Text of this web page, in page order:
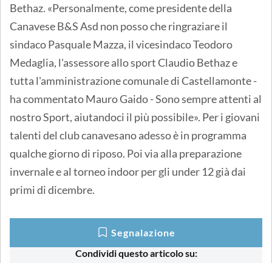
Bethaz. «Personalmente, come presidente della
Canavese B&S Asd non posso che ringraziare il
sindaco Pasquale Mazza, il vicesindaco Teodoro
Medaglia, l'assessore allo sport Claudio Bethaz e
tutta l'amministrazione comunale di Castellamonte -
ha commentato Mauro Gaido - Sono sempre attenti al
nostro Sport, aiutandoci il più possibile». Per i giovani
talenti del club canavesano adesso è in programma
qualche giorno di riposo. Poi via alla preparazione
invernale e al torneo indoor per gli under 12 già dai
primi di dicembre.
Segnalazione
Condividi questo articolo su: